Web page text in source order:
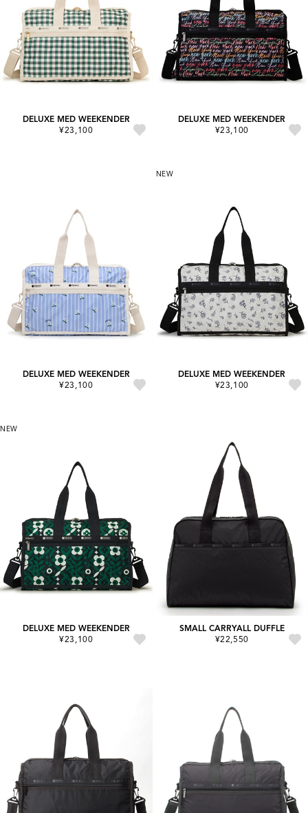
DELUXE MED WEEKENDER
¥23,100
DELUXE MED WEEKENDER
¥23,100
DELUXE MED WEEKENDER
¥23,100
NEW
DELUXE MED WEEKENDER
¥23,100
NEW
DELUXE MED WEEKENDER
¥23,100
SMALL CARRYALL DUFFLE
¥22,550